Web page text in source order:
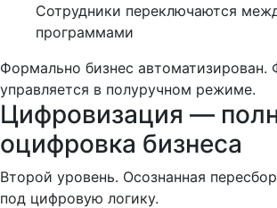
Сотрудники переключаются
программами
Формально бизнес
управляется в полуручном режиме.
Цифровизация —
оцифровка бизнеса
Второй уровень. Осознанная
под цифровую логику.